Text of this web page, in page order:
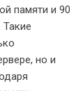
памяти и 90
Такие
но и